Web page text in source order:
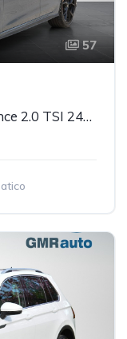
57
Volkswagen Golf GTI Performance 2.0 TSI 245 CV IQ.LIGHT MATRIX 19.922KM